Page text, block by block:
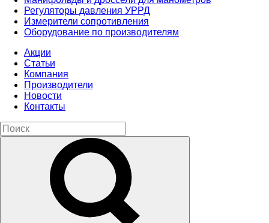
Регуляторы давления УРРД
Измерители сопротивления
Оборудование по производителям
Акции
Статьи
Компания
Производители
Новости
Контакты